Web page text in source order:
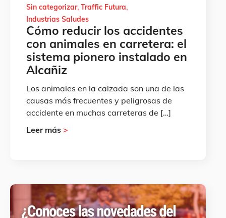
Sin categorizar Traffic Futura
Industrias Saludes
Cómo reducir los accidentes
con animales en carretera: el
sistema pionero instalado en
Alcañiz
Los animales en la calzada son una de las
causas más frecuentes y peligrosas de
accidente en muchas carreteras de […]
Leer más >